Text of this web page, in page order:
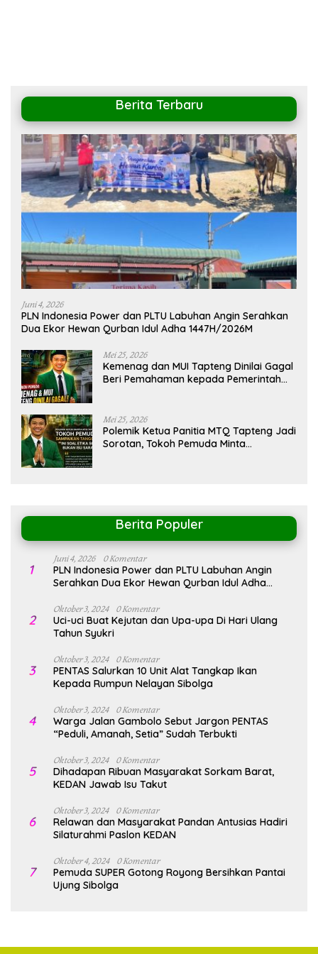
Berita Terbaru
Juni 4, 2026
PLN Indonesia Power dan PLTU Labuhan Angin Serahkan
Dua Ekor Hewan Qurban Idul Adha 1447H/2026M
Mei 25, 2026
Kemenag dan MUI Tapteng Dinilai Gagal
Beri Pemahaman kepada Pemerintah
Mei 25, 2026
Polemik Ketua Panitia MTQ Tapteng Jadi
Sorotan, Tokoh Pemuda Minta
Berita Populer
1
Juni 4, 2026 0 Komentar
PLN Indonesia Power dan PLTU Labuhan Angin
Serahkan Dua Ekor Hewan Qurban Idul Adha
2
Oktober 3, 2024 0 Komentar
Uci-uci Buat Kejutan dan Upa-upa Di Hari Ulang
Tahun Syukri
3
Oktober 3, 2024 0 Komentar
PENTAS Salurkan 10 Unit Alat Tangkap Ikan
Kepada Rumpun Nelayan Sibolga
4
Oktober 3, 2024 0 Komentar
Warga Jalan Gambolo Sebut Jargon PENTAS
“Peduli, Amanah, Setia” Sudah Terbukti
5
Oktober 3, 2024 0 Komentar
Dihadapan Ribuan Masyarakat Sorkam Barat,
KEDAN Jawab Isu Takut
6
Oktober 3, 2024 0 Komentar
Relawan dan Masyarakat Pandan Antusias Hadiri
Silaturahmi Paslon KEDAN
7
Oktober 4, 2024 0 Komentar
Pemuda SUPER Gotong Royong Bersihkan Pantai
Ujung Sibolga